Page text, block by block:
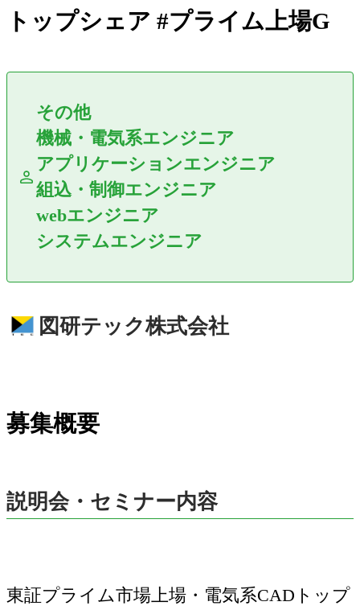
トップシェア #プライム上場G
その他
機械・電気系エンジニア
アプリケーションエンジニア
組込・制御エンジニア
webエンジニア
システムエンジニア
図研テック株式会社
募集概要
説明会・セミナー内容
東証プライム市場上場・電気系CADトップ